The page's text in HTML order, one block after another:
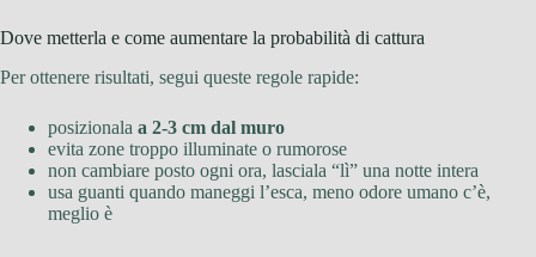
Dove metterla e come aumentare la probabilità di cattura
Per ottenere risultati, segui queste regole rapide:
posizionala a 2-3 cm dal muro
evita zone troppo illuminate o rumorose
non cambiare posto ogni ora, lasciala “lì” una notte intera
usa guanti quando maneggi l’esca, meno odore umano c’è,
meglio è